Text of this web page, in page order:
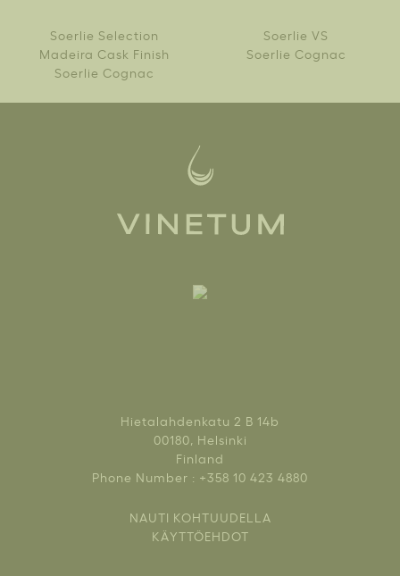
Soerlie Selection
Madeira Cask Finish
Soerlie Cognac
Soerlie VS
Soerlie Cognac
Hietalahdenkatu 2 B 14b
00180, Helsinki
Finland
Phone Number : +358 10 423 4880
NAUTI KOHTUUDELLA
KÄYTTÖEHDOT